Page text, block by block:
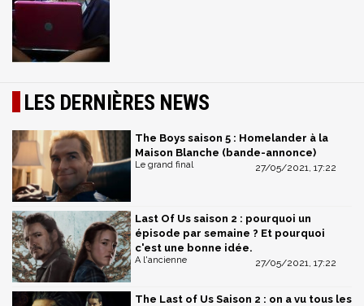
LES DERNIÈRES NEWS
The Boys saison 5 : Homelander à la
Maison Blanche (bande-annonce)
27/05/2021, 17:22
Le grand final
Last Of Us saison 2 : pourquoi un
épisode par semaine ? Et pourquoi
c'est une bonne idée.
27/05/2021, 17:22
A l'ancienne
The Last of Us Saison 2 : on a vu tous les